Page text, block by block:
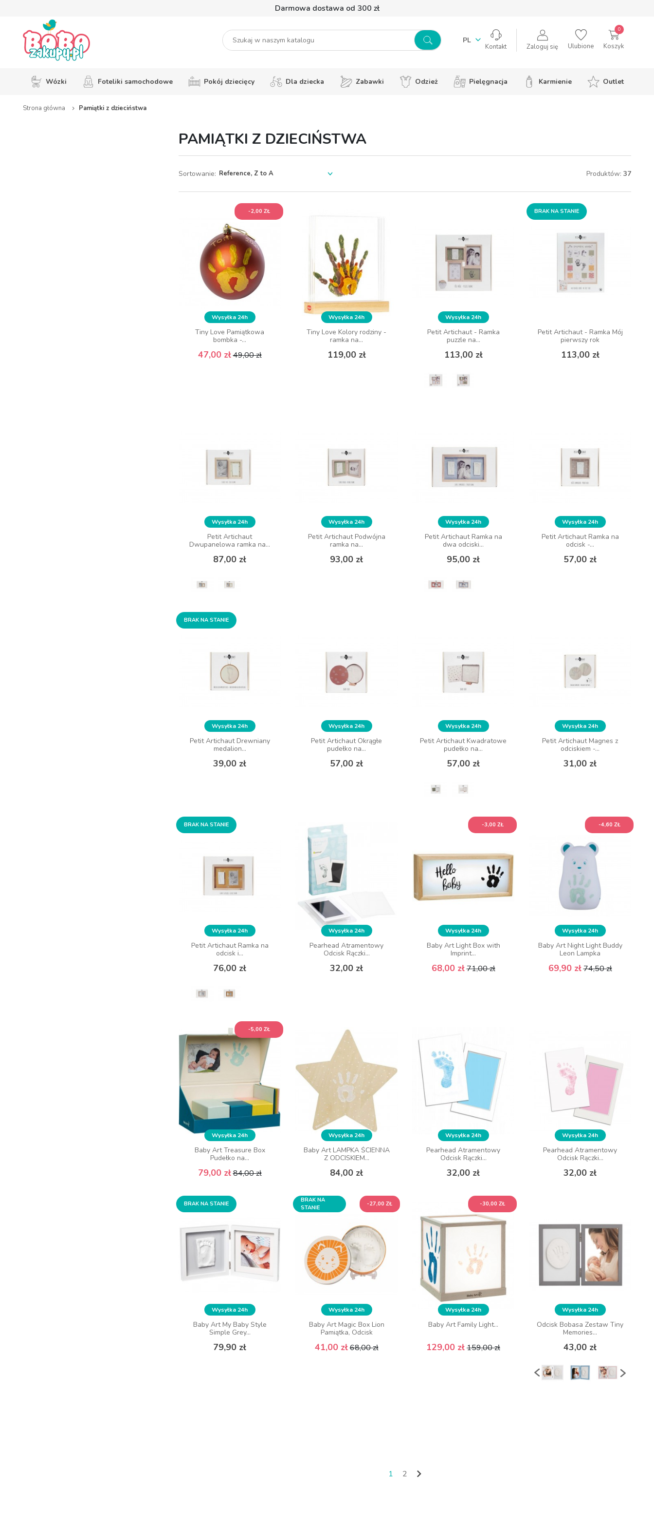
Darmowa dostawa od 300 zł
PL
Kontakt Zaloguj się Ulubione Koszyk
0
Wózki Foteliki samochodowe Pokój dziecięcy Dla dziecka Zabawki Odzież Pielęgnacja Karmienie Outlet
Strona główna Pamiątki z dzieciństwa
PAMIĄTKI Z DZIECIŃSTWA
Sortowanie: Produktów: 37
Wysyłka 24h
Tiny Love Pamiątkowa
bombka -...
47,00 złCena podstawowa
49,00 złCena
-2,00 ZŁ
Wysyłka 24h
Tiny Love Kolory rodziny -
ramka na...
119,00 złCena
Wysyłka 24h
Petit Artichaut - Ramka
puzzle na...
113,00 złCena
Petit Artichaut - Ramka Mój
pierwszy rok
113,00 złCena
BRAK NA STANIE
Wysyłka 24h
Petit Artichaut
Dwupanelowa ramka na...
87,00 złCena
Wysyłka 24h
Petit Artichaut Podwójna
ramka na...
93,00 złCena
Wysyłka 24h
Petit Artichaut Ramka na
dwa odciski...
95,00 złCena
Wysyłka 24h
Petit Artichaut Ramka na
odcisk -...
57,00 złCena
Wysyłka 24h
Petit Artichaut Drewniany
medalion...
39,00 złCena
BRAK NA STANIE
Wysyłka 24h
Petit Artichaut Okrągłe
pudełko na...
57,00 złCena
Wysyłka 24h
Petit Artichaut Kwadratowe
pudełko na...
57,00 złCena
Wysyłka 24h
Petit Artichaut Magnes z
odciskiem -...
31,00 złCena
Wysyłka 24h
Petit Artichaut Ramka na
odcisk i...
76,00 złCena
BRAK NA STANIE
Wysyłka 24h
Pearhead Atramentowy
Odcisk Rączki...
32,00 złCena
Wysyłka 24h
Baby Art Light Box with
Imprint...
68,00 złCena podstawowa
71,00 złCena
-3,00 ZŁ
Wysyłka 24h
Baby Art Night Light Buddy
Leon Lampka
69,90 złCena podstawowa
74,50 złCena
-4,60 ZŁ
Wysyłka 24h
Baby Art Treasure Box
Pudełko na...
79,00 złCena podstawowa
84,00 złCena
-5,00 ZŁ
Wysyłka 24h
Baby Art LAMPKA ŚCIENNA
Z ODCISKIEM...
84,00 złCena
Wysyłka 24h
Pearhead Atramentowy
Odcisk Rączki...
32,00 złCena
Wysyłka 24h
Pearhead Atramentowy
Odcisk Rączki...
32,00 złCena
Wysyłka 24h
Baby Art My Baby Style
Simple Grey...
79,90 złCena
BRAK NA STANIE
Wysyłka 24h
Baby Art Magic Box Lion
Pamiątka, Odcisk
41,00 złCena podstawowa
68,00 złCena
BRAK NA
STANIE
-27,00 ZŁ
Wysyłka 24h
Baby Art Family Light...
129,00 złCena podstawowa
159,00 złCena
-30,00 ZŁ
Wysyłka 24h
Odcisk Bobasa Zestaw Tiny
Memories...
43,00 złCena
1 2 Następny
